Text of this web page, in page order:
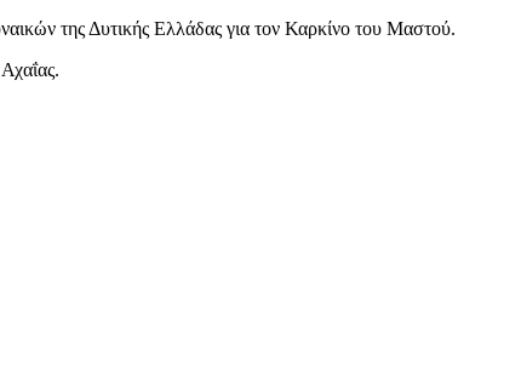
της Δυτικής Ελλάδας για τον Καρκίνο του Μαστού.